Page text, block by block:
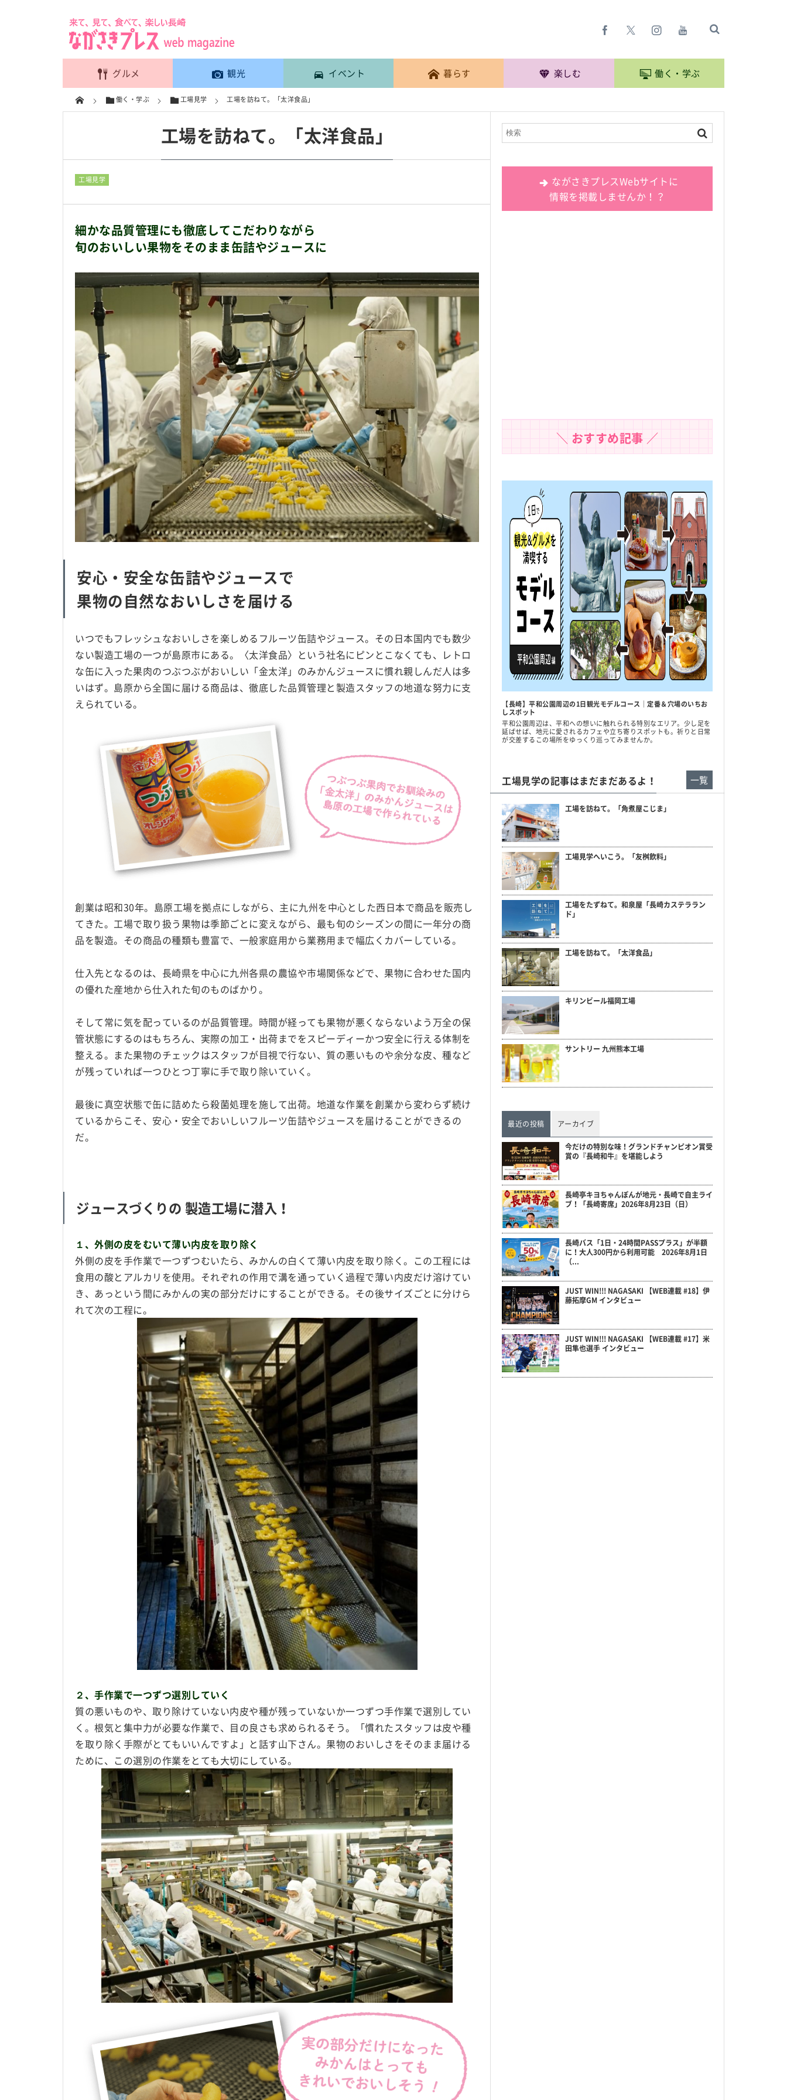
グルメ 観光 イベント 暮らす 楽しむ 働く・学ぶ
働く・学ぶ 工場見学 工場を訪ねて。「太洋食品」
工場を訪ねて。「太洋食品」
工場見学
細かな品質管理にも徹底してこだわりながら
旬のおいしい果物をそのまま缶詰やジュースに
安心・安全な缶詰やジュースで
果物の自然なおいしさを届ける
いつでもフレッシュなおいしさを楽しめるフルーツ缶詰やジュース。その日本国内でも数少
ない製造工場の一つが島原市にある。〈太洋食品〉という社名にピンとこなくても、レトロ
な缶に入った果肉のつぶつぶがおいしい「金太洋」のみかんジュースに慣れ親しんだ人は多
いはず。島原から全国に届ける商品は、徹底した品質管理と製造スタッフの地道な努力に支
えられている。
創業は昭和30年。島原工場を拠点にしながら、主に九州を中心とした西日本で商品を販売し
てきた。工場で取り扱う果物は季節ごとに変えながら、最も旬のシーズンの間に一年分の商
品を製造。その商品の種類も豊富で、一般家庭用から業務用まで幅広くカバーしている。
仕入先となるのは、長崎県を中心に九州各県の農協や市場関係などで、果物に合わせた国内
の優れた産地から仕入れた旬のものばかり。
そして常に気を配っているのが品質管理。時間が経っても果物が悪くならないよう万全の保
管状態にするのはもちろん、実際の加工・出荷までをスピーディーかつ安全に行える体制を
整える。また果物のチェックはスタッフが目視で行ない、質の悪いものや余分な皮、種など
が残っていれば一つひとつ丁寧に手で取り除いていく。
最後に真空状態で缶に詰めたら殺菌処理を施して出荷。地道な作業を創業から変わらず続け
ているからこそ、安心・安全でおいしいフルーツ缶詰やジュースを届けることができるの
だ。
ジュースづくりの 製造工場に潜入！
１、外側の皮をむいて薄い内皮を取り除く
外側の皮を手作業で一つずつむいたら、みかんの白くて薄い内皮を取り除く。この工程には
食用の酸とアルカリを使用。それぞれの作用で溝を通っていく過程で薄い内皮だけ溶けてい
き、あっという間にみかんの実の部分だけにすることができる。その後サイズごとに分けら
れて次の工程に。
２、手作業で一つずつ選別していく
質の悪いものや、取り除けていない内皮や種が残っていないか一つずつ手作業で選別してい
く。根気と集中力が必要な作業で、目の良さも求められるそう。「慣れたスタッフは皮や種
を取り除く手際がとてもいいんですよ」と話す山下さん。果物のおいしさをそのまま届ける
ために、この選別の作業をとても大切にしている。
ながさきプレスWebサイトに
情報を掲載しませんか！？
＼ おすすめ記事 ／
【長崎】平和公園周辺の1日観光モデルコース｜定番＆穴場のいちお
しスポット
平和公園周辺は、平和への想いに触れられる特別なエリア。少し足を
延ばせば、地元に愛されるカフェや立ち寄りスポットも。祈りと日常
が交差するこの場所をゆっくり巡ってみませんか。
工場見学の記事はまだまだあるよ！
工場を訪ねて。「角煮屋こじま」
工場見学へいこう。「友桝飲料」
工場をたずねて。和泉屋「長崎カステララン
ド」
工場を訪ねて。「太洋食品」
キリンビール福岡工場
サントリー 九州熊本工場
一覧
最近の投稿 アーカイブ
今だけの特別な味！グランドチャンピオン賞受
賞の『長崎和牛』を堪能しよう
長崎亭キヨちゃんぽんが地元・長崎で自主ライ
ブ！「長崎寄席」2026年8月23日（日）
長崎バス「1日・24時間PASSプラス」が半額
に！大人300円から利用可能 2026年8月1日
（...
JUST WIN!!! NAGASAKI 【WEB連載 #18】伊
藤拓摩GM インタビュー
JUST WIN!!! NAGASAKI 【WEB連載 #17】米
田隼也選手 インタビュー